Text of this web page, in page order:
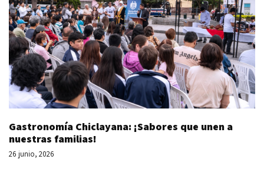
Gastronomía Chiclayana: ¡Sabores que unen a
nuestras familias!
26 junio, 2026